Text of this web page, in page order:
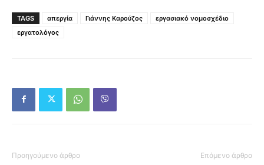
TAGS απεργία Γιάννης Καρούζος
εργασιακό νομοσχέδιο
εργατολόγος
Προηγούμενο άρθρο Επόμενο άρθρο